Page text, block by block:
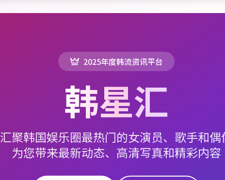
2025年度韩流资讯平台
韩星汇
汇聚韩国娱乐圈最热门的女演员、歌手和偶
为您带来最新动态、高清写真和精彩内容